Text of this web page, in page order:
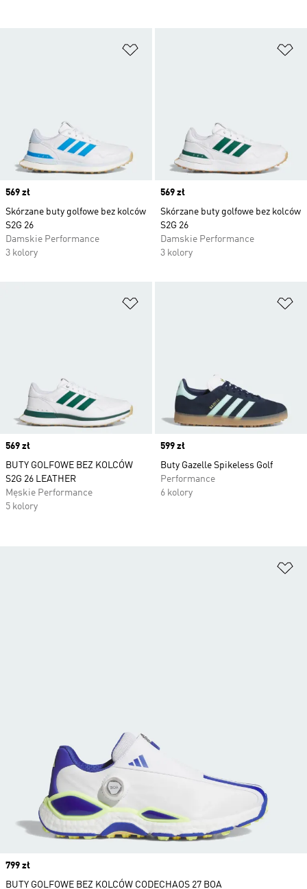
Price
569 zł
Skórzane buty golfowe bez kolców
S2G 26
Damskie Performance
3 kolory
Price
569 zł
Skórzane buty golfowe bez kolców
S2G 26
Damskie Performance
3 kolory
Price
569 zł
BUTY GOLFOWE BEZ KOLCÓW
S2G 26 LEATHER
Męskie Performance
5 kolory
Price
599 zł
Buty Gazelle Spikeless Golf
Performance
6 kolory
Price
799 zł
BUTY GOLFOWE BEZ KOLCÓW CODECHAOS 27 BOA